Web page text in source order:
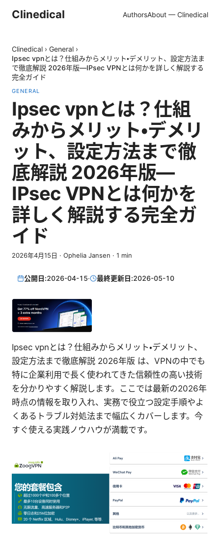
Clinedical AuthorsAbout — Clinedical
Clinedical › General ›
Ipsec vpnとは？仕組みからメリット・デメリット、設定方法ま
で徹底解説 2026年版—IPsec VPNとは何かを詳しく解説する
完全ガイド
GENERAL
Ipsec vpnとは？仕組
みからメリット・デメリ
ット、設定方法まで徹
底解説 2026年版—
IPsec VPNとは何かを
詳しく解説する完全ガ
イド
2026年4月15日 · Ophelia Jansen · 1 min
公開日:2026-04-15· 最終更新日:2026-05-10
Ipsec vpnとは？仕組みからメリット・デメリット、
設定方法まで徹底解説 2026年版 は、VPNの中でも
特に企業利用で長く使われてきた信頼性の高い技術
を分かりやすく解説します。ここでは最新の2026年
時点の情報を取り入れ、実務で役立つ設定手順やよ
くあるトラブル対処法まで幅広くカバーします。今
すぐ使える実践ノウハウが満載です。